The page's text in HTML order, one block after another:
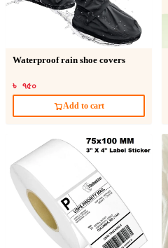
Waterproof rain shoe covers
৳ ৭৫০
Add to cart